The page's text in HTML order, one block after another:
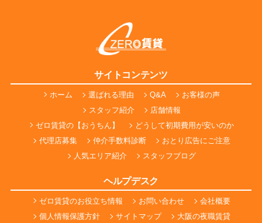
サイトコンテンツ
ホーム 選ばれる理由 Q&A
お客様の声
スタッフ紹介
店舗情報
ゼロ賃貸の【おうちん】
どうして初期費用が安いのか
代理店募集
仲介手数料診断
おとり広告にご注意
人気エリア紹介
スタッフブログ
ヘルプデスク
ゼロ賃貸のお役立ち情報 お問い合わせ
会社概要
個人情報保護方針
サイトマップ 大阪の夜職賃貸